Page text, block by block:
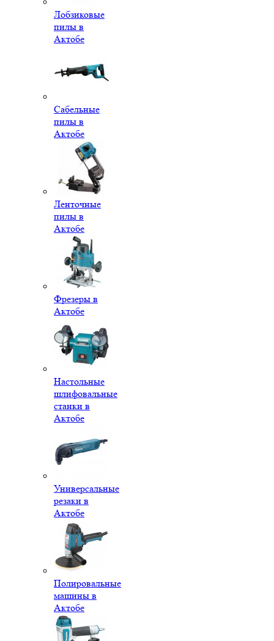
Лобзиковые
пилы в
Актобе
Сабельные
пилы в
Актобе
Ленточные
пилы в
Актобе
Фрезеры в
Актобе
Настольные
шлифовальные
станки в
Актобе
Универсальные
резаки в
Актобе
Полировальные
машины в
Актобе